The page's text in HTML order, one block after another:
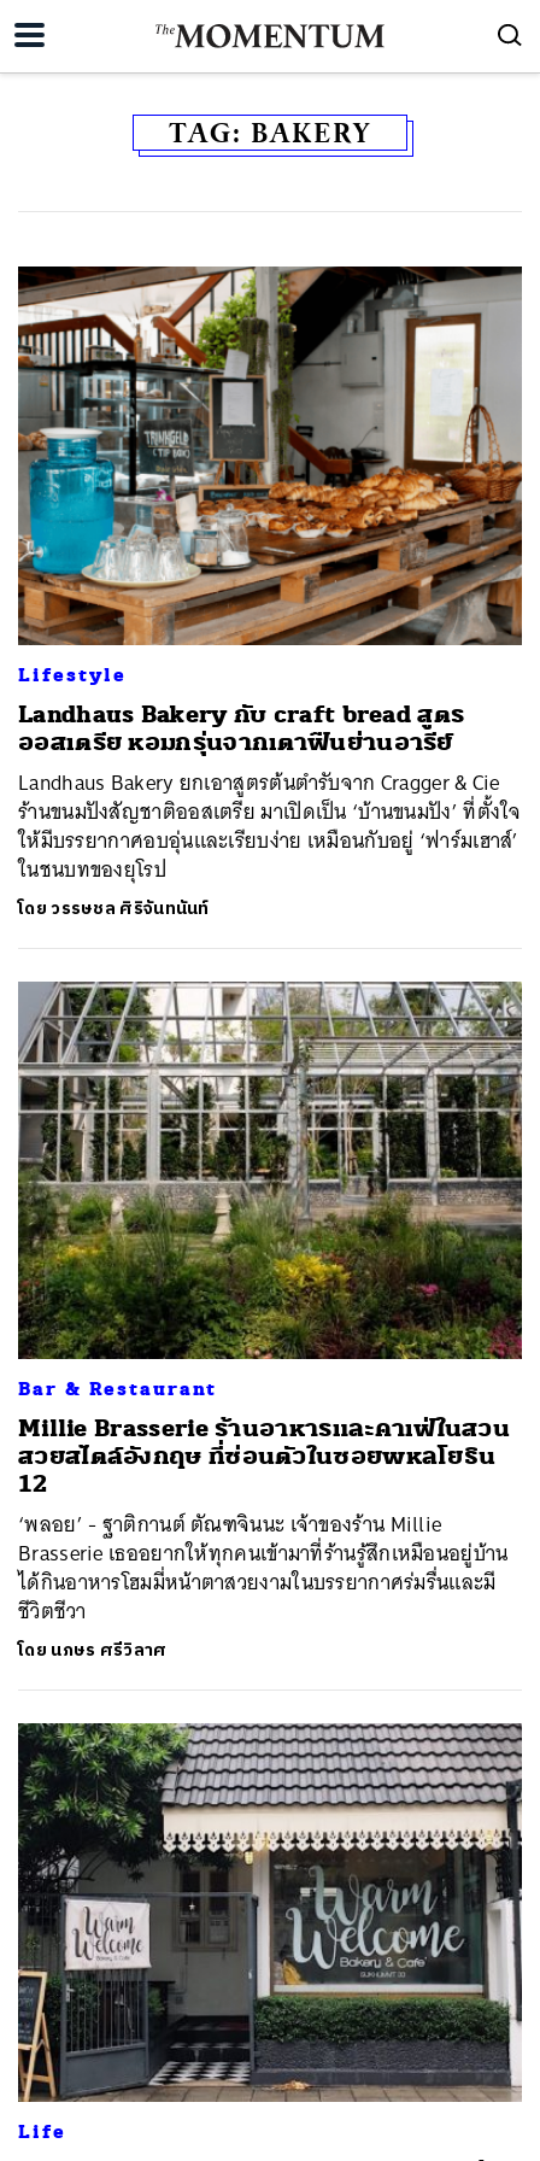
TAG: BAKERY
Lifestyle
Landhaus Bakery กับ craft bread สูตร
ออสเตรีย หอมกรุ่นจากเตาฟืนย่านอารีย์
Landhaus Bakery ยกเอาสูตรต้นตำรับจาก Cragger & Cie
ร้านขนมปังสัญชาติออสเตรีย มาเปิดเป็น ‘บ้านขนมปัง’ ที่ตั้งใจ
ให้มีบรรยากาศอบอุ่นและเรียบง่าย เหมือนกับอยู่ ‘ฟาร์มเฮาส์’
ในชนบทของยุโรป
โดยวรรษชล ศิริจันทนันท์
Bar & Restaurant
Millie Brasserie ร้านอาหารและคาเฟ่ในสวน
สวยสไตล์อังกฤษ ที่ซ่อนตัวในซอยพหลโยธิน
12
‘พลอย’ - ฐาติกานต์ ตัณฑจินนะ เจ้าของร้าน Millie
Brasserie เธออยากให้ทุกคนเข้ามาที่ร้านรู้สึกเหมือนอยู่บ้าน
ได้กินอาหารโฮมมี่หน้าตาสวยงามในบรรยากาศร่มรื่นและมี
ชีวิตชีวา
โดย นภษร ศรีวิลาศ
Life
ค้นหา
SHARE TWEET LINE EMAIL